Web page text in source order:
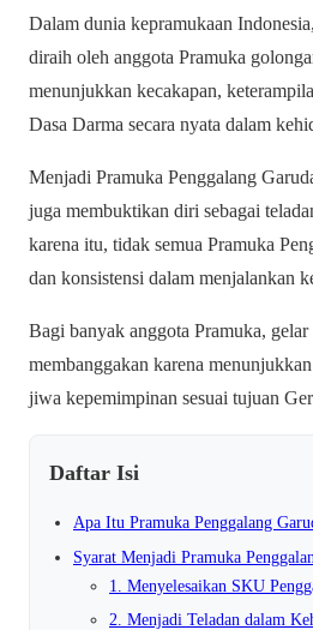
Dalam dunia kepramukaan
diraih oleh anggota Pramuka
menunjukkan kecakapan,
Dasa Darma secara nyata dalam
Menjadi Pramuka Penggalang
juga membuktikan diri sebagai
karena itu, tidak semua Pramuka
dan konsistensi dalam menjalankan
Bagi banyak anggota Pramuka,
membanggakan karena
jiwa kepemimpinan sesuai tujuan
Daftar Isi
Apa Itu Pramuka Penggalang
Syarat Menjadi Pramuka
1. Menyelesaikan SKU
2. Menjadi Teladan dalam